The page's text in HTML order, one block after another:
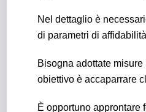
Nel dettaglio è
di parametri di
Bisogna adottate
obiettivo è accaparrare
È opportuno approntare